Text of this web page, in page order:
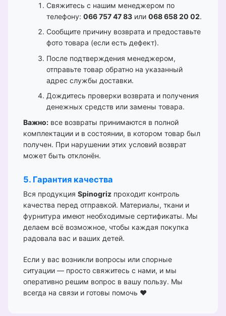
Свяжитесь с нашим менеджером по
телефону: 066 757 47 83 или 068 658 20 02.
Сообщите причину возврата и предоставьте
фото товара (если есть дефект).
После подтверждения менеджером,
отправьте товар обратно на указанный
адрес службы доставки.
Дождитесь проверки возврата и получения
денежных средств или замены товара.
Важно: все возвраты принимаются в полной
комплектации и в состоянии, в котором товар был
получен. При нарушении этих условий возврат
может быть отклонён.
5. Гарантия качества
Вся продукция Spinogriz проходит контроль
качества перед отправкой. Материалы, ткани и
фурнитура имеют необходимые сертификаты. Мы
делаем всё возможное, чтобы каждая покупка
радовала вас и ваших детей.
Если у вас возникли вопросы или спорные
ситуации — просто свяжитесь с нами, и мы
оперативно решим вопрос в вашу пользу. Мы
всегда на связи и готовы помочь ❤️